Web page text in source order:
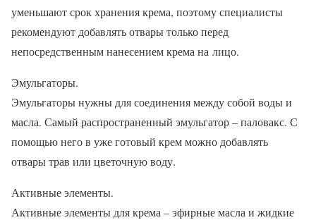
уменьшают срок хранения крема, поэтому специалисты
рекомендуют добавлять отвары только перед
непосредственным нанесением крема на лицо.
Эмульгаторы.
Эмульгаторы нужны для соединения между собой воды и
масла. Самый распространенный эмульгатор – паловакс. С
помощью него в уже готовый крем можно добавлять
отвары трав или цветочную воду.
Активные элементы.
Активные элементы для крема – эфирные масла и жидкие